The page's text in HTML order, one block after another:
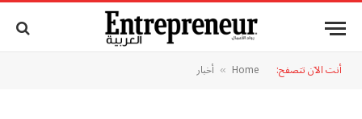
أنت الآن تتصفح: Home
» أخبار